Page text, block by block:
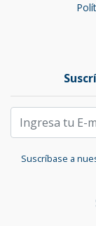
Suscríbase a